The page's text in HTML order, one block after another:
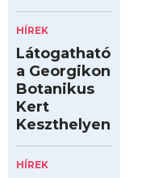
HÍREK
Látogatható
a Georgikon
Botanikus
Kert
Keszthelyen
HÍREK